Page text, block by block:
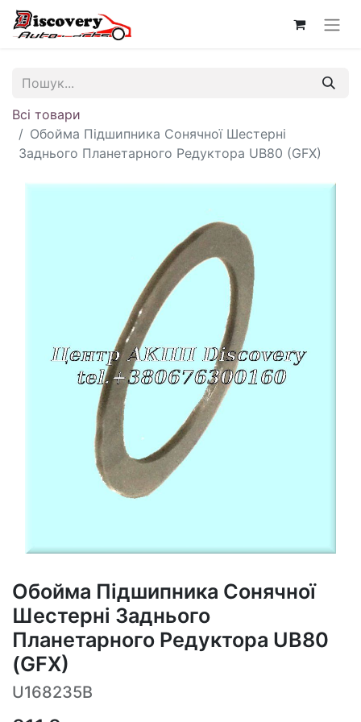
Всі товари
Обойма Підшипника Сонячної Шестерні
Заднього Планетарного Редуктора UB80 (GFX)
Обойма Підшипника Сонячної
Шестерні Заднього
Планетарного Редуктора UB80
(GFX)
U168235B